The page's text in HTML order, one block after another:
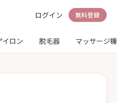
ログイン 無料登録
イロン 脱毛器 マッサージ機